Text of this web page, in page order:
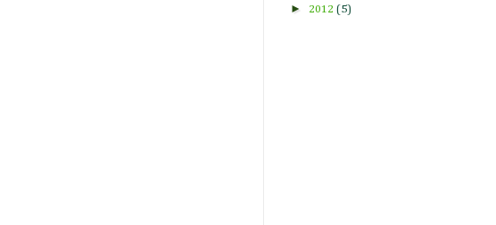
► 2012 (5)